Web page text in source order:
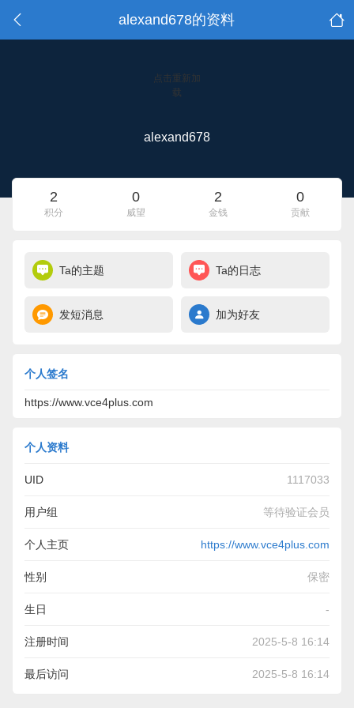
alexand678的资料
点击重新加
载
alexand678
2
积分
0
威望
2
金钱
0
贡献
Ta的主题 Ta的日志
发短消息 加为好友
个人签名
https://www.vce4plus.com
个人资料
UID 1117033
用户组 等待验证会员
个人主页 https://www.vce4plus.com
性别 保密
生日 -
注册时间 2025-5-8 16:14
最后访问 2025-5-8 16:14